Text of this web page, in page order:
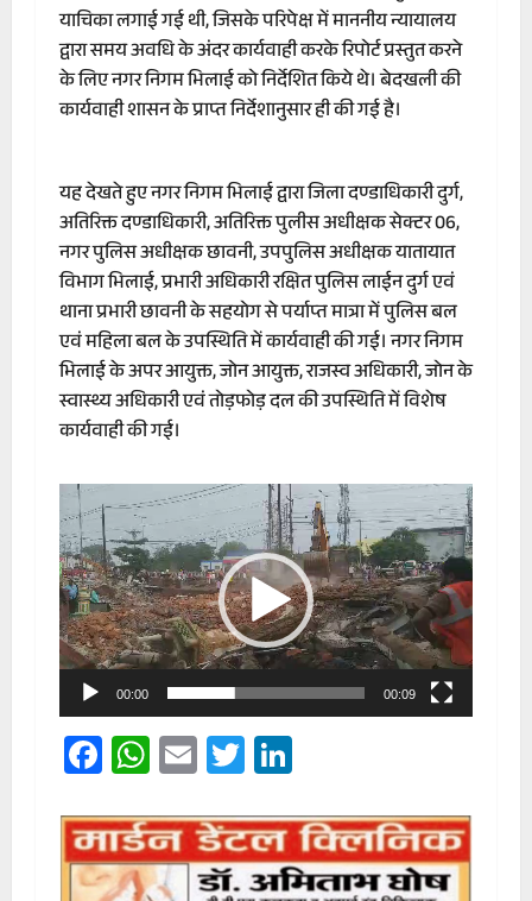
याचिका लगाई गई थी, जिसके परिपेक्ष में माननीय न्यायालय
द्वारा समय अवधि के अंदर कार्यवाही करके रिपोर्ट प्रस्तुत करने
के लिए नगर निगम भिलाई को निर्देशित किये थे। बेदखली की
कार्यवाही शासन के प्राप्त निर्देशानुसार ही की गई है।
यह देखते हुए नगर निगम भिलाई द्वारा जिला दण्डाधिकारी दुर्ग,
अतिरिक्त दण्डाधिकारी, अतिरिक्त पुलीस अधीक्षक सेक्टर 06,
नगर पुलिस अधीक्षक छावनी, उपपुलिस अधीक्षक यातायात
विभाग भिलाई, प्रभारी अधिकारी रक्षित पुलिस लाईन दुर्ग एवं
थाना प्रभारी छावनी के सहयोग से पर्याप्त मात्रा में पुलिस बल
एवं महिला बल के उपस्थिति में कार्यवाही की गई। नगर निगम
भिलाई के अपर आयुक्त, जोन आयुक्त, राजस्व अधिकारी, जोन के
स्वास्थ्य अधिकारी एवं तोड़फोड़ दल की उपस्थिति में विशेष
कार्यवाही की गई।
Video
Player
00:00 00:09
Facebook
WhatsApp
EmailTwitter